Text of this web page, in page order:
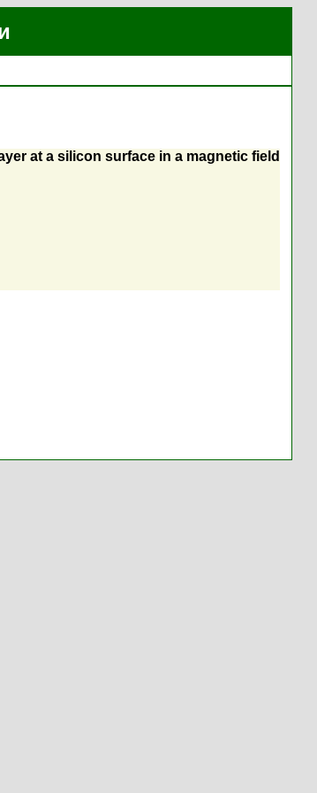
at a silicon surface in a magnetic field